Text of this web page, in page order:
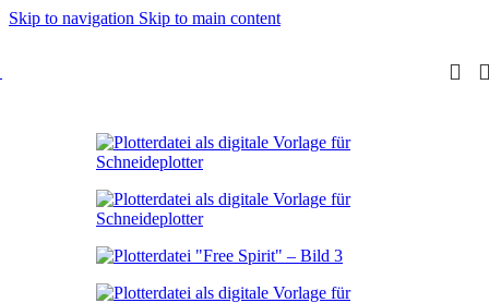
Skip to navigation Skip to main content